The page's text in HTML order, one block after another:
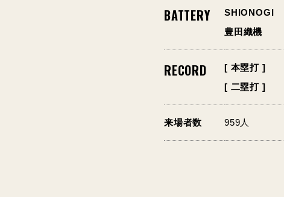
BATTERY SHIONOGI
豊田織機
RECORD [ 本塁打 ]
[ 二塁打 ]
来場者数 959人